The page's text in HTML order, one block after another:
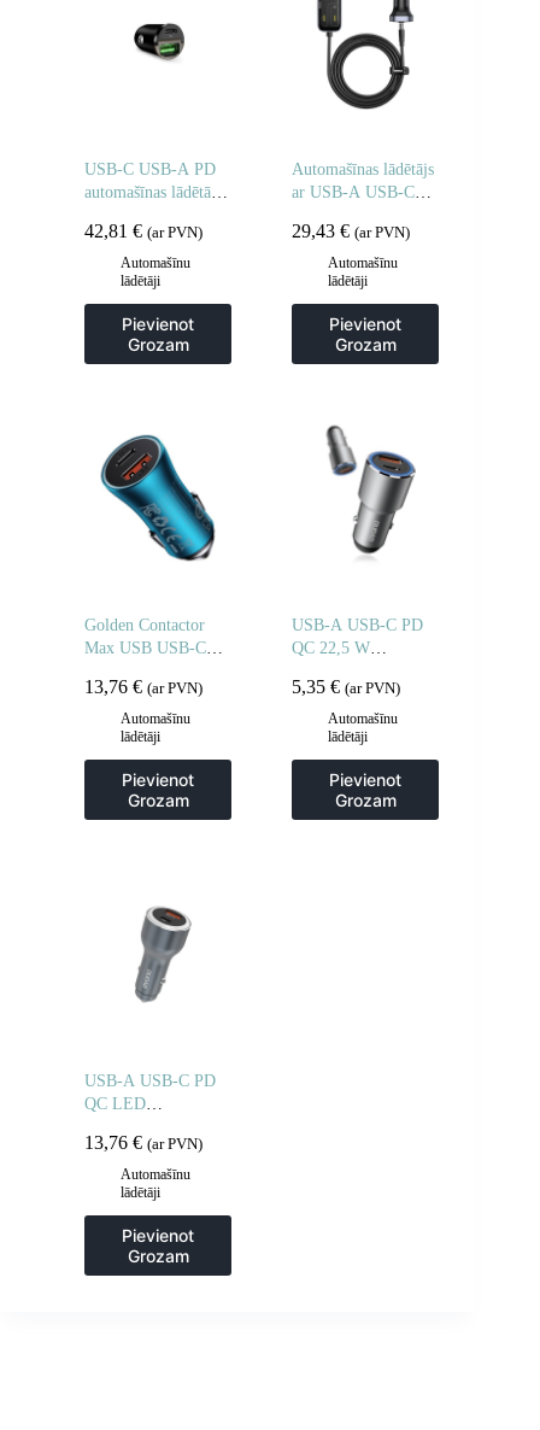
USB-C USB-A PD
automašīnas lādētājs
42,81 € (ar PVN)
Automašīnu
lādētāji
Pievienot
Grozam
Automašīnas lādētājs
ar USB-A USB-C
110W 1.5m – melns
29,43€ (ar PVN)
Automašīnu
lādētāji
Pievienot
Grozam
Golden Contactor
Max USB USB-C
automašīnas lādētājs,
13,76 € (ar PVN)
Automašīnu
lādētāji
Pievienot
Grozam
USB-A USB-C PD
QC 22,5 W
– pelēks
5,35€ (ar PVN)
Automašīnu
lādētāji
Pievienot
Grozam
USB-A USB-C PD
QC LED
120 W – pelēks
13,76 € (ar PVN)
Automašīnu
lādētāji
Pievienot
Grozam